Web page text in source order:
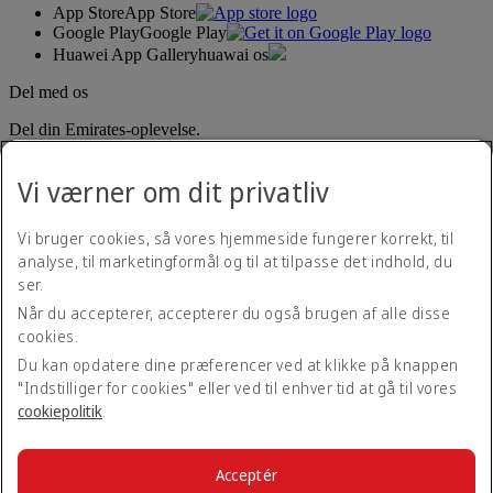
App StoreApp Store
Google PlayGoogle Play
Huawei App Galleryhuawai os
Del med os
Del din Emirates-oplevelse.
Tilgængelighedserklæring
Kontakt os
Privatlivspolitik
Vilkår og betingelser
Cookiepolitik
Cybersikkerhed
Vi værner om dit privatliv
Vi bruger cookies, så vores hjemmeside fungerer korrekt, til
analyse, til marketingformål og til at tilpasse det indhold, du
ser.
Når du accepterer, accepterer du også brugen af alle disse
cookies.
Du kan opdatere dine præferencer ved at klikke på knappen
"Indstilliger for cookies" eller ved til enhver tid at gå til vores
cookiepolitik.
Acceptér